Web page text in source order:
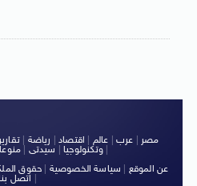
مصر عرب عالم اقتصاد رياضة |
وتكنولوجيا| سيدتى
|
عن الموقع
سياسة الخصوصية حقوق
اتصل